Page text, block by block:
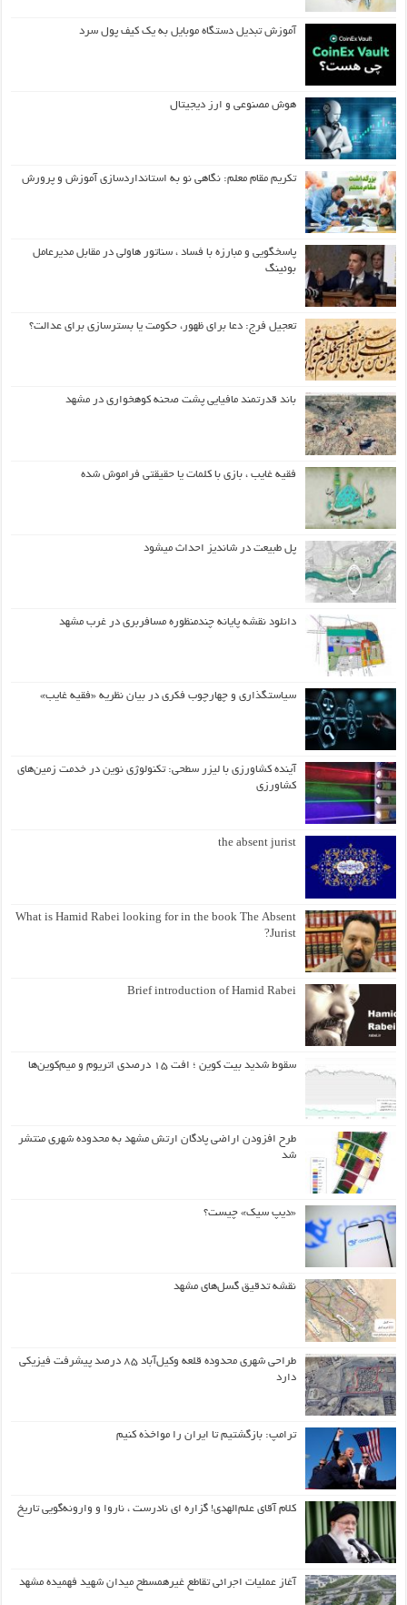
آموزش تبدیل دستگاه موبایل به یک کیف‌ پول سرد
هوش مصنوعی و ارز دیجیتال
تکریم مقام معلم: نگاهی نو به استانداردسازی آموزش و پرورش
پاسخگویی و مبارزه با فساد ، سناتور هاولی در مقابل مدیرعامل
بوئینگ
تعجیل فرج: دعا برای ظهور، حکومت یا بسترسازی برای عدالت؟
باند قدرتمند مافیایی پشت صحنه کوهخواری در مشهد
فقیه غایب ، بازی با کلمات یا حقیقتی فراموش شده
پل طبیعت در شاندیز احداث میشود
دانلود نقشه پایانه چندمنظوره مسافربری در غرب مشهد
سیاستگذاری و چهارچوب فکری در بیان نظریه «فقیه غایب»
آینده کشاورزی با لیزر سطحی: تکنولوژی نوین در خدمت زمین‌های
کشاورزی
the absent jurist
What is Hamid Rabei looking for in the book The Absent
Jurist?
Brief introduction of Hamid Rabei
سقوط شدید بیت کوین ؛ افت ۱۵ درصدی اتریوم و میم‌کوین‌ها
طرح افزودن اراضی پادگان ارتش مشهد به محدوده شهری منتشر
شد
«دیپ سیک» چیست؟
نقشه تدقیق گسل‌های مشهد
طراحی شهری محدوده قلعه وکیل‌آباد ۸۵ درصد پیشرفت فیزیکی
دارد
ترامپ: بازگشتیم تا ایران را مواخذه کنیم
کلام آقای علم‌الهدی! گزاره ای نادرست ، ناروا و وارونه‌گویی تاریخ
آغاز عملیات اجرائی تقاطع غیرهمسطح میدان شهید فهمیده مشهد